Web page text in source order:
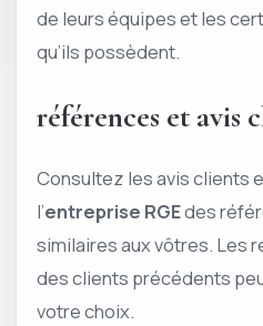
de leurs équipes et les
qu’ils possèdent.
références et avis
Consultez les avis clients
l’entreprise RGEdes
similaires aux vôtres. Les
des clients précédents
votre choix.